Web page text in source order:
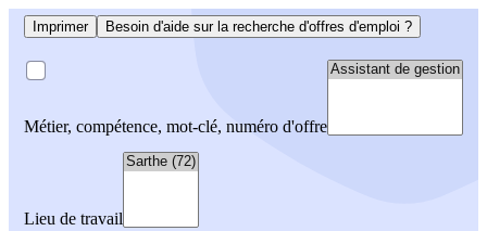
Imprimer Besoin d'aide sur la recherche d'offres d'emploi ?
Métier, compétence, mot-clé, numéro d'offre
Lieu de travail